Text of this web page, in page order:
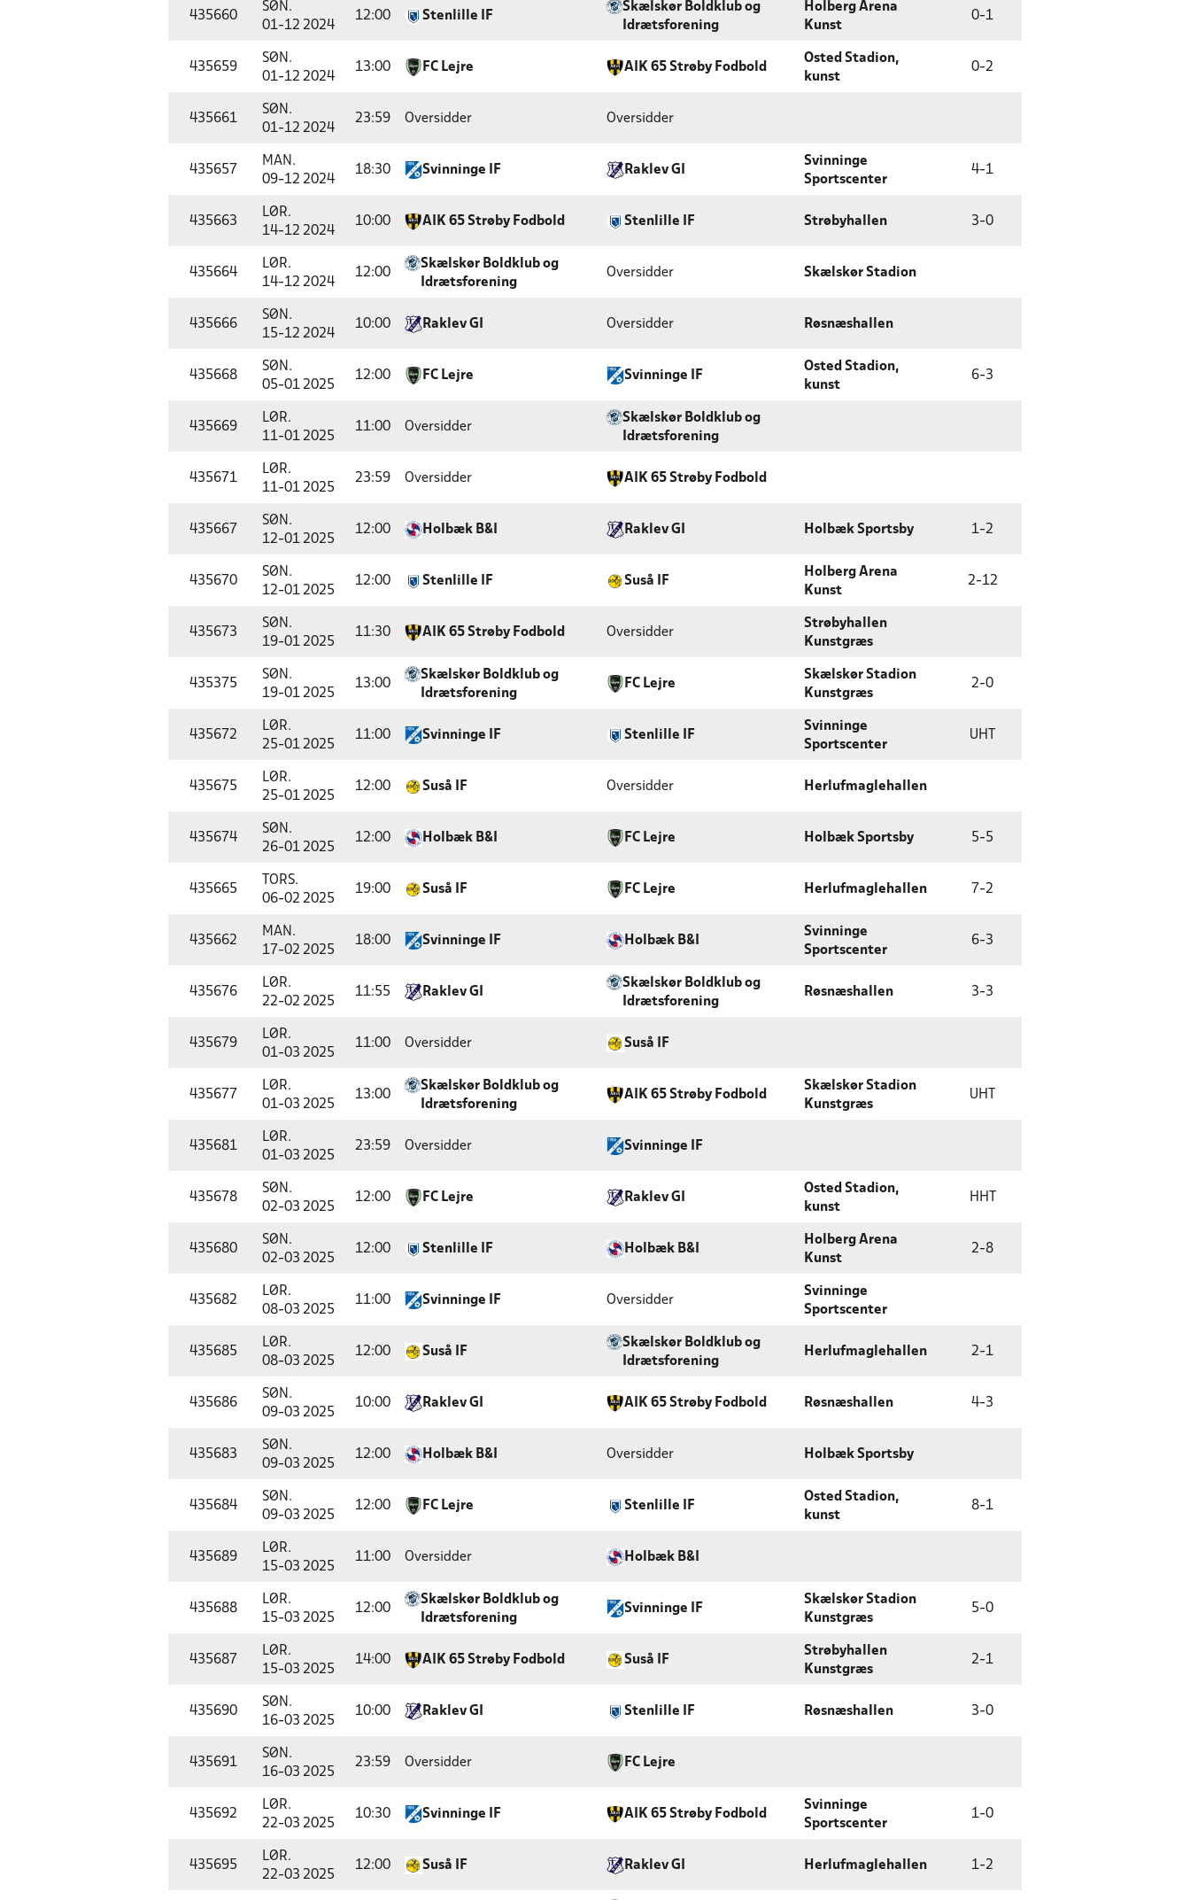
435660
SØN.
01-12 2024
12:00 Stenlille IF
Skælskør Boldklub og
Idrætsforening
Holberg Arena
Kunst
0-1
435659
SØN.
01-12 2024
13:00 FC Lejre AIK 65 Strøby Fodbold
Osted Stadion,
kunst
0-2
435661
SØN.
01-12 2024
23:59 Oversidder Oversidder
435657
MAN.
09-12 2024
18:30 Svinninge IF Raklev GI
Svinninge
Sportscenter
4-1
435663
LØR.
14-12 2024
10:00 AIK 65 Strøby Fodbold Stenlille IF Strøbyhallen 3-0
435664
LØR.
14-12 2024
12:00
Skælskør Boldklub og
Idrætsforening
Oversidder Skælskør Stadion
435666
SØN.
15-12 2024
10:00 Raklev GI Oversidder Røsnæshallen
435668
SØN.
05-01 2025
12:00 FC Lejre Svinninge IF
Osted Stadion,
kunst
6-3
435669
LØR.
11-01 2025
11:00 Oversidder
Skælskør Boldklub og
Idrætsforening
435671
LØR.
11-01 2025
23:59 Oversidder AIK 65 Strøby Fodbold
435667
SØN.
12-01 2025
12:00 Holbæk B&I Raklev GI Holbæk Sportsby 1-2
435670
SØN.
12-01 2025
12:00 Stenlille IF Suså IF
Holberg Arena
Kunst
2-12
435673
SØN.
19-01 2025
11:30 AIK 65 Strøby Fodbold Oversidder
Strøbyhallen
Kunstgræs
435375
SØN.
19-01 2025
13:00
Skælskør Boldklub og
Idrætsforening
FC Lejre
Skælskør Stadion
Kunstgræs
2-0
435672
LØR.
25-01 2025
11:00 Svinninge IF Stenlille IF
Svinninge
Sportscenter
UHT
435675
LØR.
25-01 2025
12:00 Suså IF Oversidder Herlufmaglehallen
435674
SØN.
26-01 2025
12:00 Holbæk B&I FC Lejre Holbæk Sportsby 5-5
435665
TORS.
06-02 2025
19:00 Suså IF FC Lejre Herlufmaglehallen 7 -2
435662
MAN.
17-02 2025
18:00 Svinninge IF Holbæk B&I
Svinninge
Sportscenter
6-3
435676
LØR.
22-02 2025
11:55 Raklev GI
Skælskør Boldklub og
Idrætsforening
Røsnæshallen 3-3
435679
LØR.
01-03 2025
11:00 Oversidder Suså IF
435677
LØR.
01-03 2025
13:00
Skælskør Boldklub og
Idrætsforening
AIK 65 Strøby Fodbold
Skælskør Stadion
Kunstgræs
UHT
435681
LØR.
01-03 2025
23:59 Oversidder Svinninge IF
435678
SØN.
02-03 2025
12:00 FC Lejre Raklev GI
Osted Stadion,
kunst
HHT
435680
SØN.
02-03 2025
12:00 Stenlille IF Holbæk B&I
Holberg Arena
Kunst
2-8
435682
LØR.
08-03 2025
11:00 Svinninge IF Oversidder
Svinninge
Sportscenter
435685
LØR.
08-03 2025
12:00 Suså IF
Skælskør Boldklub og
Idrætsforening
Herlufmaglehallen 2-1
435686
SØN.
09-03 2025
10:00 Raklev GI AIK 65 Strøby Fodbold Røsnæshallen 4-3
435683
SØN.
09-03 2025
12:00 Holbæk B&I Oversidder Holbæk Sportsby
435684
SØN.
09-03 2025
12:00 FC Lejre Stenlille IF
Osted Stadion,
kunst
8-1
435689
LØR.
15-03 2025
11:00 Oversidder Holbæk B&I
435688
LØR.
15-03 2025
12:00
Skælskør Boldklub og
Idrætsforening
Svinninge IF
Skælskør Stadion
Kunstgræs
5-0
435687
LØR.
15-03 2025
14:00 AIK 65 Strøby Fodbold Suså IF
Strøbyhallen
Kunstgræs
2-1
435690
SØN.
16-03 2025
10:00 Raklev GI Stenlille IF Røsnæshallen 3-0
435691
SØN.
16-03 2025
23:59 Oversidder FC Lejre
435692
LØR.
22-03 2025
10:30 Svinninge IF AIK 65 Strøby Fodbold
Svinninge
Sportscenter
1-0
435695
LØR.
22-03 2025
12:00 Suså IF Raklev GI Herlufmaglehallen 1-2